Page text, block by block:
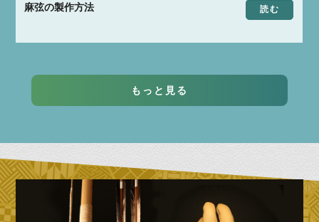
麻弦の製作方法 読む
もっと見る